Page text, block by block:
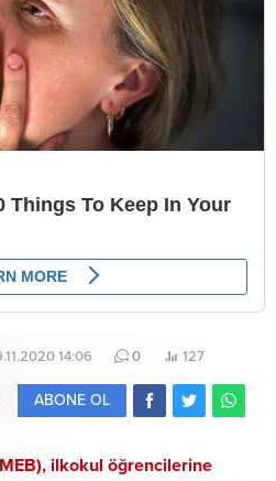
14:06 0 127
ABONE OL
ilkokul öğrencilerine